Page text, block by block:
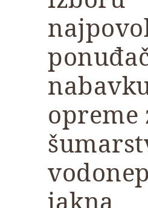
opreme
jakna